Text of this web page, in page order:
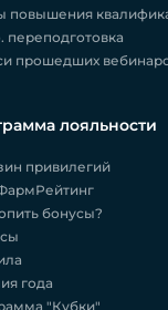
повышения
переподготовка
прошедших
лояльности
привилегий
бонусы?
года
"Кубки"